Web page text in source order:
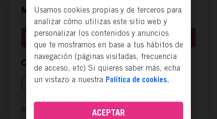
MANERAS DE ACTUAR.
Hacer voluntariado
Compartir ya es actuar:
Ir a la página web
Usamos cookies propias y de terceros para
analizar cómo utilizas este sitio web y
personalizar los contenidos y anuncios
que te mostramos en base a tus hábitos de
navegación (páginas visitadas, frecuencia
de acceso, etc) Si quieres saber más, echa
un vistazo a nuestra Política de cookies.
ACEPTAR